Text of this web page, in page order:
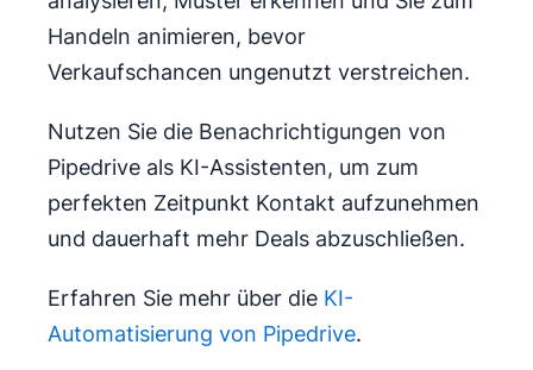
Handeln animieren, bevor
Verkaufschancen ungenutzt verstreichen.
Nutzen Sie die Benachrichtigungen von
Pipedrive als KI-Assistenten, um zum
perfekten Zeitpunkt Kontakt aufzunehmen
und dauerhaft mehr Deals abzuschließen.
Erfahren Sie mehr über die KI-
Automatisierung von Pipedrive.